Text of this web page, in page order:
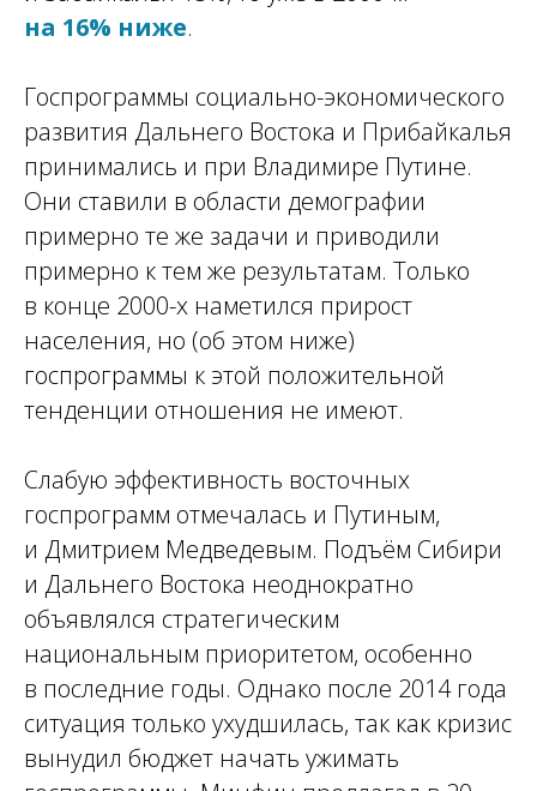
на 16% ниже.
Госпрограммы социально-экономического
развития Дальнего Востока и Прибайкалья
принимались и при Владимире Путине.
Они ставили в области демографии
примерно те же задачи и приводили
примерно к тем же результатам. Только
в конце 2000-х наметился прирост
населения, но (об этом ниже)
госпрограммы к этой положительной
тенденции отношения не имеют.
Слабую эффективность восточных
госпрограмм отмечалась и Путиным,
и Дмитрием Медведевым. Подъём Сибири
и Дальнего Востока неоднократно
объявлялся стратегическим
национальным приоритетом, особенно
в последние годы. Однако после 2014 года
ситуация только ухудшилась, так как кризис
вынудил бюджет начать ужимать